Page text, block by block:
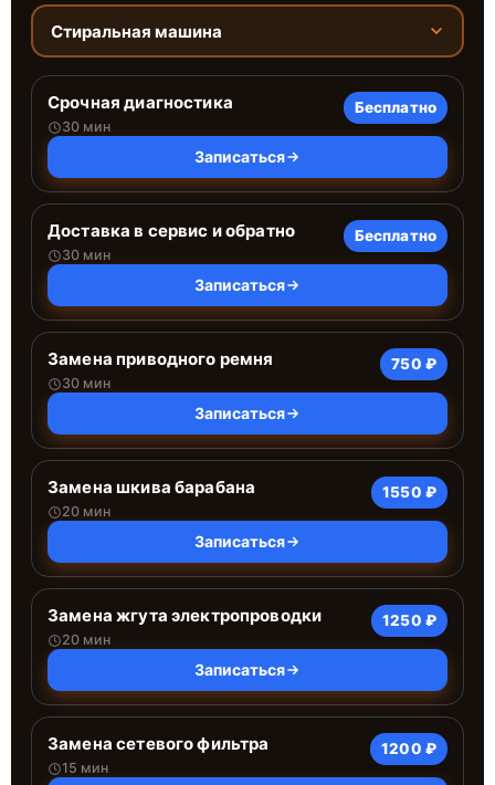
Стиральная машина
Срочная диагностика
30 мин
Бесплатно
Записаться
Доставка в сервис и обратно
30 мин
Бесплатно
Записаться
Замена приводного ремня
30 мин
750 ₽
Записаться
Замена шкива барабана
20 мин
1550 ₽
Записаться
Замена жгута электропроводки
20 мин
1250 ₽
Записаться
Замена сетевого фильтра
15 мин
1200 ₽